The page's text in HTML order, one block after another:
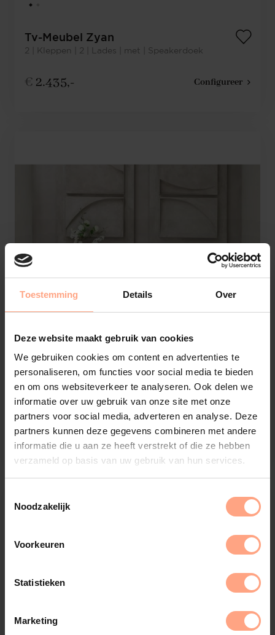
Toestemming Details Over
Deze website maakt gebruik van cookies
We gebruiken cookies om content en advertenties te
personaliseren, om functies voor social media te bieden
en om ons websiteverkeer te analyseren. Ook delen we
informatie over uw gebruik van onze site met onze
partners voor social media, adverteren en analyse. Deze
partners kunnen deze gegevens combineren met andere
informatie die u aan ze heeft verstrekt of die ze hebben
verzameld op basis van uw gebruik van hun services.
Noodzakelijk
Voorkeuren
Statistieken
Marketing
Tv-Meubel Zyan
2 | Kleppen | 2 | Lades | met | Speakerdoek
€ 2.435,- Configureer
2 | Kleppen | 2 | Lades | Rechts
€2.185,- Configureer